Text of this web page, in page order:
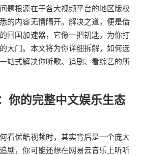
题根源在于各大视频平台的地区版权
的内容无情隔开。解决之道，便是借
回国加速器，它像一把钥匙，为你打
大门。本文将为你详细拆解，如何选
站式解决你听歌、追剧、看综艺的所
你的完整中文娱乐生态
看优酷视频时，其实背后是一个庞大
剧，你可能还想在网易云音乐上听听